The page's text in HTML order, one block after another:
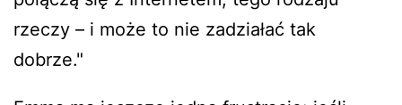
rzeczy – i może to nie zadziałać tak
dobrze."